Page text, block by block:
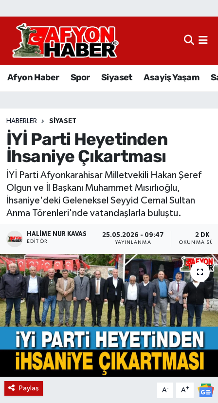
Afyon Haber Spor Siyaset Asayiş Yaşam
HABERLER SIYASET
İYİ Parti Heyetinden
İhsaniye Çıkartması
İYİ Parti Afyonkarahisar Milletvekili Hakan Şeref
Olgun ve İl Başkanı Muhammet Mısırlıoğlu,
İhsaniye'deki Geleneksel Seyyid Cemal Sultan
Anma Törenleri'nde vatandaşlarla buluştu.
HALIME NUR KAVAS
EDITÖR
25.05.2026 - 09:47
YAYINLANMA
2 DK
OKUNMA
Paylaş A- A+
Afyon Haber
Sağlık
Eğitim
Sivil Toplum
Ekonomi
Magazin
Etkinlikler